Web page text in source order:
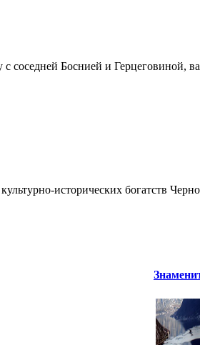
соседней Боснией и Герцеговиной,
исторических богатств